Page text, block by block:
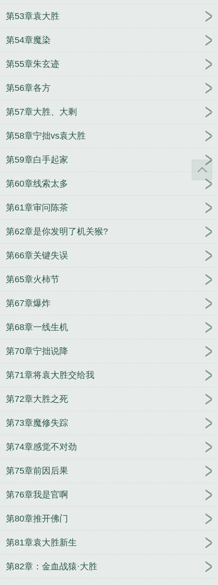
第53章袁大胜
第54章魔染
第55章朱玄迹
第56章各方
第57章大胜、大剩
第58章宁拙vs袁大胜
第59章白手起家
第60章线索太多
第61章审问陈茶
第62章是你发明了机关猴?
第66章关键失误
第65章火柿节
第67章爆炸
第68章一线生机
第70章宁拙说降
第71章将袁大胜交给我
第72章大胜之死
第73章魔修失踪
第74章感觉不对劲
第75章前因后果
第76章我是官啊
第80章推开佛门
第81章袁大胜新生
第82章：金血战猿·大胜